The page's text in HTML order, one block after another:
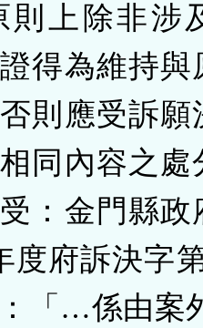
則上除非涉
得為維持與
則應受訴願
同內容之處
：金門縣政
度府訴決字
「…係由案